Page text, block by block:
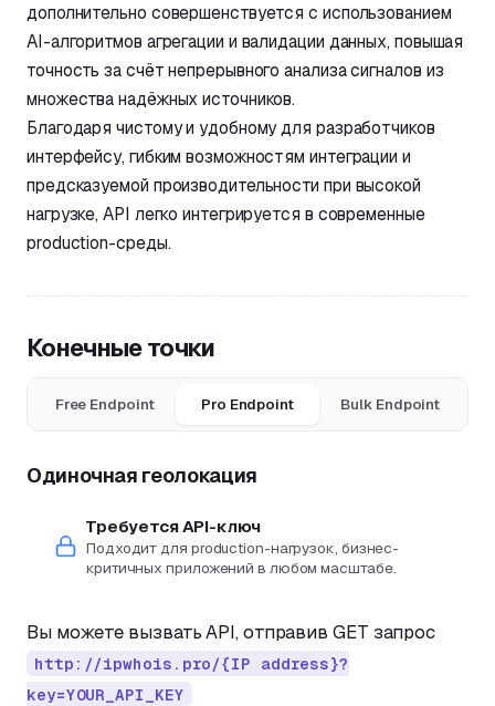
дополнительно совершенствуется с использованием
AI-алгоритмов агрегации и валидации данных, повышая
точность за счёт непрерывного анализа сигналов из
множества надёжных источников.
Благодаря чистому и удобному для разработчиков
интерфейсу, гибким возможностям интеграции и
предсказуемой производительности при высокой
нагрузке, API легко интегрируется в современные
production-среды.
Конечные точки
Free Endpoint Pro Endpoint Bulk Endpoint
Одиночная геолокация
Требуется API-ключ
Подходит для production-нагрузок, бизнес-
критичных приложений в любом масштабе.
Вы можете вызвать API, отправив GET запрос
http://ipwhois.pro/{IP address}?
key=YOUR_API_KEY